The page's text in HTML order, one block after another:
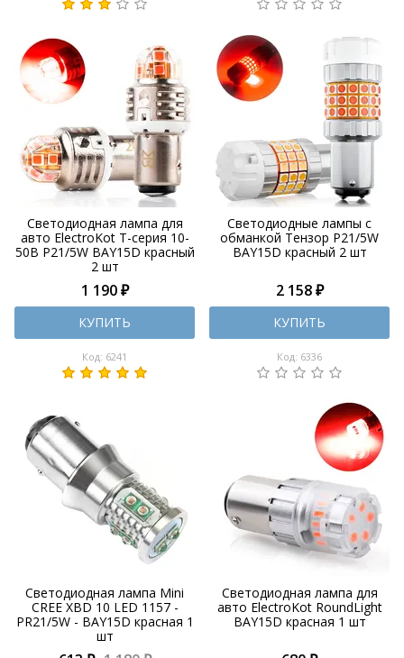
Светодиодная лампа для
авто ElectroKot Т-серия 10-
50В P21/5W BAY15D красный
2 шт
1 190 ₽
КУПИТЬ
Код: 6241
Светодиодные лампы с
обманкой Тензор P21/5W
BAY15D красный 2 шт
2 158 ₽
КУПИТЬ
Код: 6336
Светодиодная лампа Mini
CREE XBD 10 LED 1157 -
PR21/5W - BAY15D красная 1
шт
Светодиодная лампа для
авто ElectroKot RoundLight
BAY15D красная 1 шт